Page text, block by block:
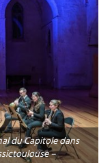
du Capitole dans
–